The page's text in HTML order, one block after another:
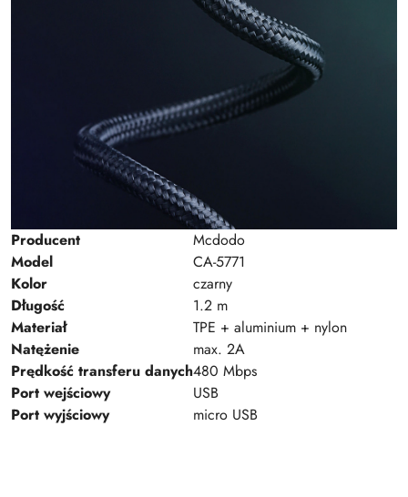
Producent
Mcdodo
Model
CA-5771
Kolor
czarny
Długość
1.2 m
Materiał
TPE + aluminium + nylon
Natężenie
max. 2A
Prędkość transferu danych480 Mbps
Port wejściowy
USB
Port wyjściowy
micro USB